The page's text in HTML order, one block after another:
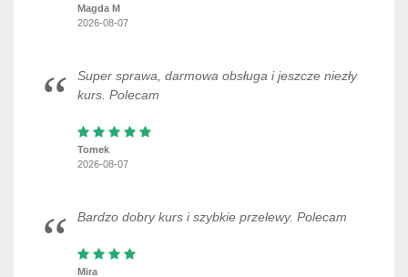
Magda M
2026-08-07
Super sprawa, darmowa obsługa i jeszcze niezły
kurs. Polecam
Tomek
2026-08-07
Bardzo dobry kurs i szybkie przelewy. Polecam
Mira